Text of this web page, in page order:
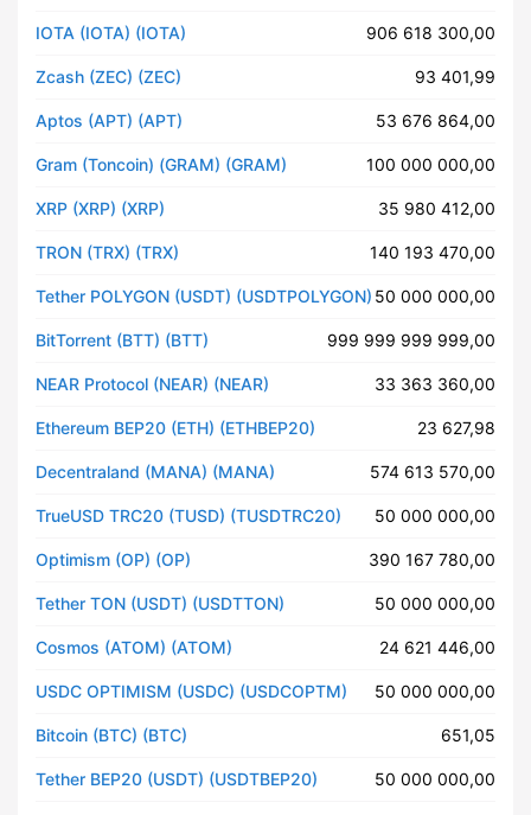
IOTA (IOTA) (IOTA) 906 618 300,00
Zcash (ZEC) (ZEC) 93 401,99
Aptos (APT) (APT) 53 676 864,00
Gram (Toncoin) (GRAM) (GRAM) 100 000 000,00
XRP (XRP) (XRP) 35 980 412,00
TRON (TRX) (TRX) 140 193 470,00
Tether POLYGON (USDT) (USDTPOLYGON) 50 000 000,00
BitTorrent (BTT) (BTT) 999 999 999 999,00
NEAR Protocol (NEAR) (NEAR) 33 363 360,00
Ethereum BEP20 (ETH) (ETHBEP20) 23 627,98
Decentraland (MANA) (MANA) 574 613 570,00
TrueUSD TRC20 (TUSD) (TUSDTRC20) 50 000 000,00
Optimism (OP) (OP) 390 167 780,00
Tether TON (USDT) (USDTTON) 50 000 000,00
Cosmos (ATOM) (ATOM) 24 621 446,00
USDC OPTIMISM (USDC) (USDCOPTM) 50 000 000,00
Bitcoin (BTC) (BTC) 651,05
Tether BEP20 (USDT) (USDTBEP20) 50 000 000,00